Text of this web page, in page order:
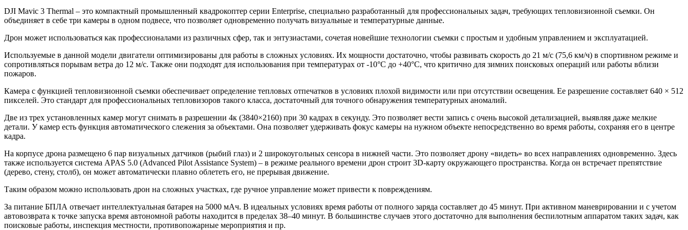
DJI Mavic 3 Thermal – это компактный промышленный квадрокоптер серии Enterprise, специально разработанный для профессиональных задач, требующих тепловизионной съемки. Он
объединяет в себе три камеры в одном подвесе, что позволяет одновременно получать визуальные и температурные данные.
Дрон может использоваться как профессионалами из различных сфер, так и энтузиастами, сочетая новейшие технологии съемки с простым и удобным управлением и эксплуатацией.
Используемые в данной модели двигатели оптимизированы для работы в сложных условиях. Их мощности достаточно, чтобы развивать скорость до 21 м/с (75,6 км/ч) в спортивном режиме и
сопротивляться порывам ветра до 12 м/с. Также они подходят для использования при температурах от -10°C до +40°C, что критично для зимних поисковых операций или работы вблизи
пожаров.
Камера с функцией тепловизионной съемки обеспечивает определение тепловых отпечатков в условиях плохой видимости или при отсутствии освещения. Ее разрешение составляет 640 × 512
пикселей. Это стандарт для профессиональных тепловизоров такого класса, достаточный для точного обнаружения температурных аномалий.
Две из трех установленных камер могут снимать в разрешении 4к (3840×2160) при 30 кадрах в секунду. Это позволяет вести запись с очень высокой детализацией, выявляя даже мелкие
детали. У камер есть функция автоматического слежения за объектами. Она позволяет удерживать фокус камеры на нужном объекте непосредственно во время работы, сохраняя его в центре
кадра.
На корпусе дрона размещено 6 пар визуальных датчиков (рыбий глаз) и 2 широкоугольных сенсора в нижней части. Это позволяет дрону «видеть» во всех направлениях одновременно. Здесь
также используется система APAS 5.0 (Advanced Pilot Assistance System) – в режиме реального времени дрон строит 3D-карту окружающего пространства. Когда он встречает препятствие
(дерево, стену, столб), он может автоматически плавно облететь его, не прерывая движение.
Таким образом можно использовать дрон на сложных участках, где ручное управление может привести к повреждениям.
За питание БПЛА отвечает интеллектуальная батарея на 5000 мАч. В идеальных условиях время работы от полного заряда составляет до 45 минут. При активном маневрировании и с учетом
автовозврата к точке запуска время автономной работы находится в пределах 38–40 минут. В большинстве случаев этого достаточно для выполнения беспилотным аппаратом таких задач, как
поисковые работы, инспекция местности, противопожарные мероприятия и пр.